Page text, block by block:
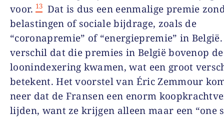
voor. 13 Dat is dus een eenmalige premie
belastingen of sociale bijdrage, zoals de
“coronapremie” of “energiepremie” in
verschil dat die premies in België bovenop de
loonindexering kwamen, wat een groot
betekent. Het voorstel van Éric Zemmour
neer dat de Fransen een enorm
lijden, want ze krijgen alleen maar een “one